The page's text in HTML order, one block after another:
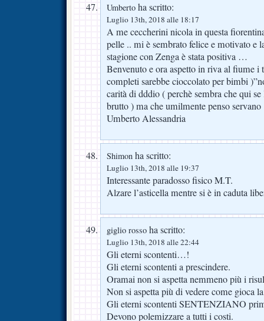
Umberto ha scritto:
Luglio 13th, 2018 alle 18:17
A me ceccherini nicola in questa
pelle .. mi è sembrato felice e motivato e
stagione con Zenga è stata positiva …
Benvenuto e ora aspetto in riva al fiume
completi sarebbe cioccolato per bimbi
carità di dddio ( perchè sembra che qui
brutto ) ma che umilmente penso
Umberto Alessandria
Shimon ha scritto:
Luglio 13th, 2018 alle 19:37
Interessante paradosso fisico M.T.
Alzare l’asticella mentre si è in caduta
giglio rosso ha scritto:
Luglio 13th, 2018 alle 22:44
Gli eterni scontenti…!
Gli eterni scontenti a prescindere.
Oramai non si aspetta nemmeno più i
Non si aspetta più di vedere come gioca
Gli eterni scontenti SENTENZIANO
Devono polemizzare a tutti i costi.